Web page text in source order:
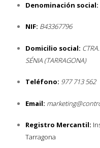
Denominación social:
NIF: B43367796
Domicilio social:
SÉNIA (TARRAGONA)
Teléfono: 977 713 562
Email:
Registro Mercantil:
Tarragona